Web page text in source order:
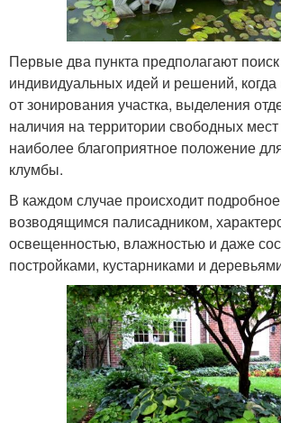
Первые два пункта предполагают поиск
индивидуальных идей и решений, когда
от зонирования участка, выделения
наличия на территории свободных
наиболее благоприятное положение
клумбы.
В каждом случае происходит
возводящимся палисадником,
освещенностью, влажностью и даже
постройками, кустарниками и